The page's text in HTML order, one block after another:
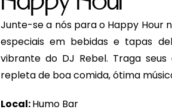
Junte-se a nós para o Happy Hour
especiais em bebidas e tapas
vibrante do DJ Rebel. Traga
repleta de boa comida, ótima
Local:Humo Bar